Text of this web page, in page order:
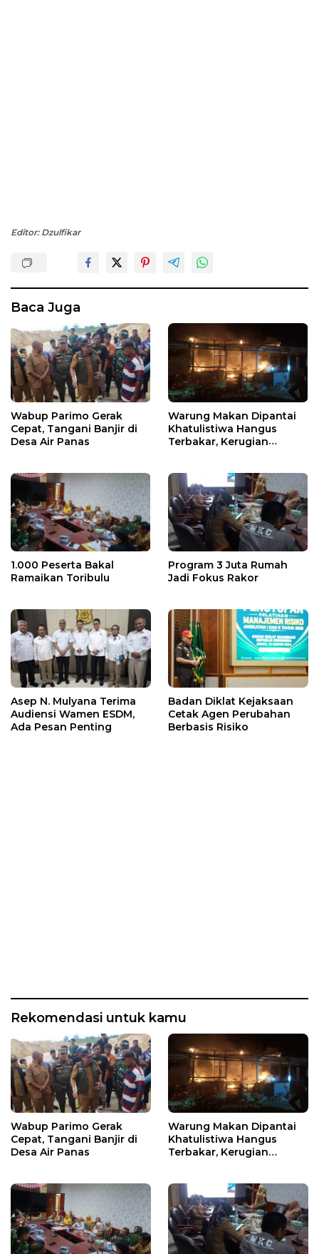
Editor: Dzulfikar
Baca Juga
Wabup Parimo Gerak
Cepat, Tangani Banjir di
Desa Air Panas
Warung Makan Dipantai
Khatulistiwa Hangus
Terbakar, Kerugian
1.000 Peserta Bakal
Ramaikan Toribulu
Program 3 Juta Rumah
Jadi Fokus Rakor
Asep N. Mulyana Terima
Audiensi Wamen ESDM,
Ada Pesan Penting
Badan Diklat Kejaksaan
Cetak Agen Perubahan
Berbasis Risiko
Rekomendasi untuk kamu
Wabup Parimo Gerak
Cepat, Tangani Banjir di
Desa Air Panas
Warung Makan Dipantai
Khatulistiwa Hangus
Terbakar, Kerugian